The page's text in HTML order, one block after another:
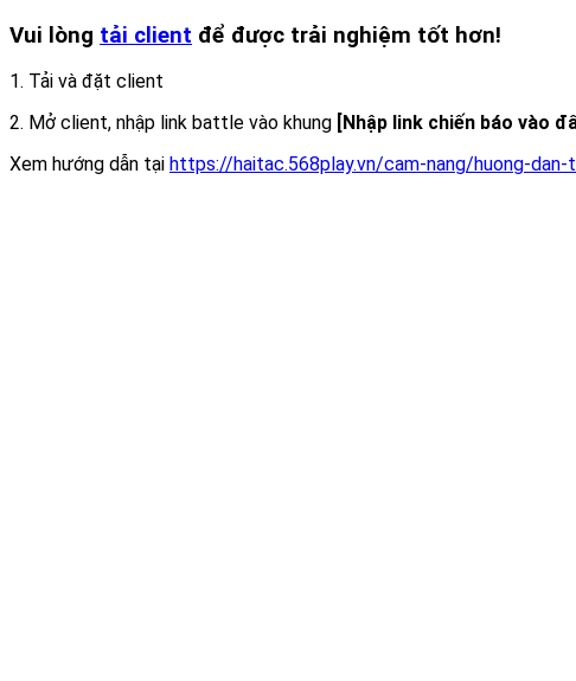
Vui lòng tải client để được trải nghiệm tốt hơn!
1. Tải và đặt client
2. Mở client, nhập link battle vào khung
[Nhập link chiến báo vào
Xem hướng dẫn tại https://haitac.568play.vn/cam-nang/huong-dan-